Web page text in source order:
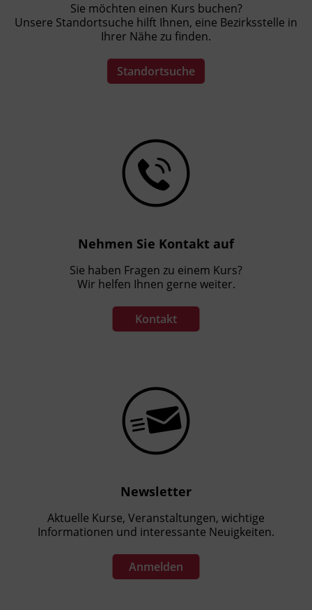
Sie möchten einen Kurs buchen?
Unsere Standortsuche hilft Ihnen, eine Bezirksstelle in
Ihrer Nähe zu finden.
Standortsuche
Nehmen Sie Kontakt auf
Sie haben Fragen zu einem Kurs?
Wir helfen Ihnen gerne weiter.
Kontakt
Newsletter
Aktuelle Kurse, Veranstaltungen, wichtige
Informationen und interessante Neuigkeiten.
Anmelden